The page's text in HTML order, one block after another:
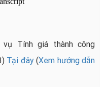
vụ Tính giá thành công
Tại đây (Xem hướng dẫn